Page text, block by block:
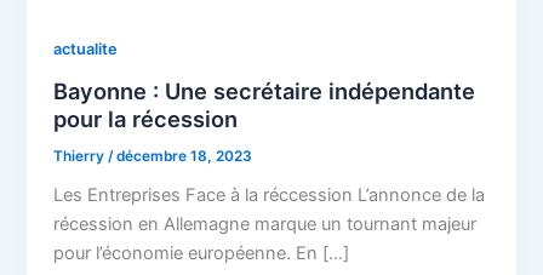
actualite
Bayonne : Une secrétaire indépendante
pour la récession
Thierry /décembre 18, 2023
Les Entreprises Face à la réccession L’annonce de la
récession en Allemagne marque un tournant majeur
pour l’économie européenne. En […]